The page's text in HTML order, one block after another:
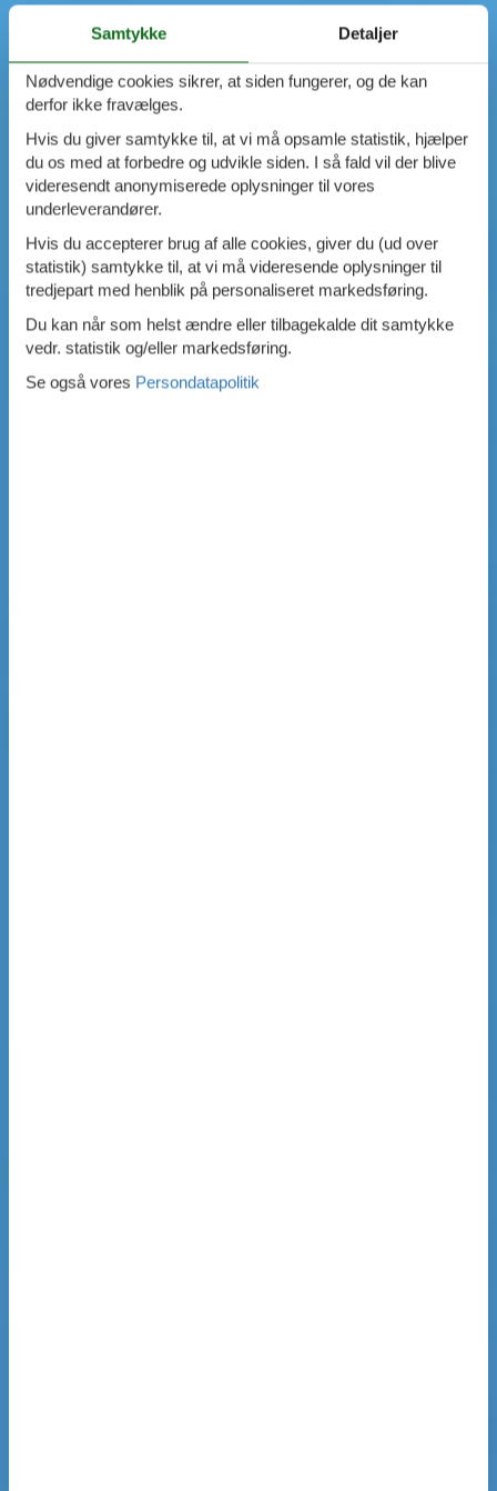
Samtykke Detaljer
Nødvendige cookies sikrer, at siden fungerer, og de kan
derfor ikke fravælges.
Hvis du giver samtykke til, at vi må opsamle statistik, hjælper
du os med at forbedre og udvikle siden. I så fald vil der blive
videresendt anonymiserede oplysninger til vores
underleverandører.
Hvis du accepterer brug af alle cookies, giver du (ud over
statistik) samtykke til, at vi må videresende oplysninger til
tredjepart med henblik på personaliseret markedsføring.
Du kan når som helst ændre eller tilbagekalde dit samtykke
vedr. statistik og/eller markedsføring.
Se også vores Persondatapolitik